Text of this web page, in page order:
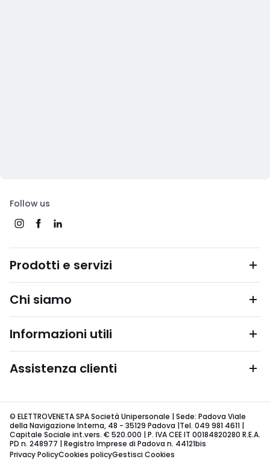
Follow us
Prodotti e servizi
Chi siamo
Informazioni utili
Assistenza clienti
© ELETTROVENETA SPA Società Unipersonale | Sede: Padova Viale
della Navigazione Interna, 48 - 35129 Padova |Tel. 049 981 4611 |
Capitale Sociale int.vers. € 520.000 | P. IVA CEE IT 00184820280 R.E.A.
PD n. 248977 | Registro Imprese di Padova n. 44121bis
Privacy PolicyCookies policyGestisci Cookies